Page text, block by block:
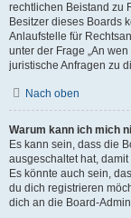
rechtlichen Beistand zu
Besitzer dieses Boards
Anlaufstelle für
unter der Frage „An
juristische Anfragen zu
Nach oben
Warum kann ich mich
Es kann sein, dass die
ausgeschaltet hat,
Es könnte auch sein,
du dich registrieren
dich an die Board-